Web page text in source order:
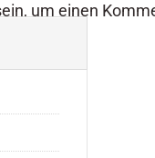
um einen